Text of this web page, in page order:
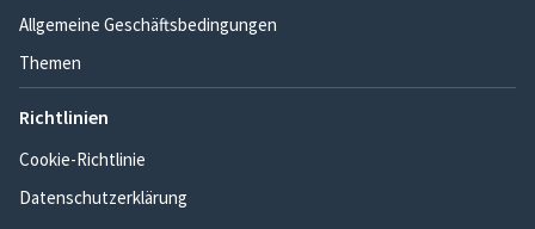
Allgemeine Geschäftsbedingungen
Themen
Richtlinien
Cookie-Richtlinie
Datenschutzerklärung